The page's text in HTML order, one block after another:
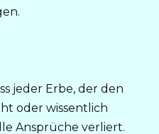
jeder Erbe, der den
oder wissentlich
Ansprüche verliert.